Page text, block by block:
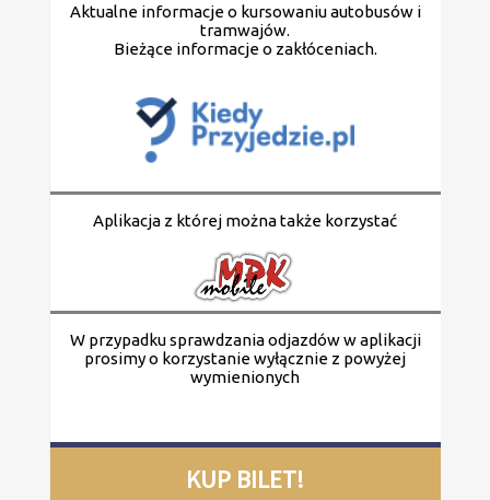
Aktualne informacje o kursowaniu autobusów i
tramwajów.
Bieżące informacje o zakłóceniach.
Aplikacja z której można także korzystać
W przypadku sprawdzania odjazdów w aplikacji
prosimy o korzystanie wyłącznie z powyżej
wymienionych
KUP BILET!